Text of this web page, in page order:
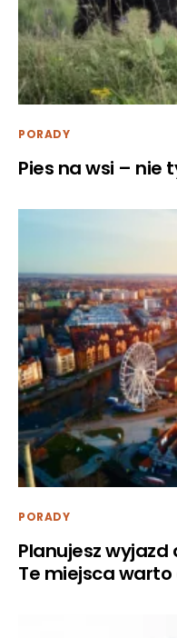
PORADY
Pies na wsi – nie
PORADY
Planujesz
Te miejsca